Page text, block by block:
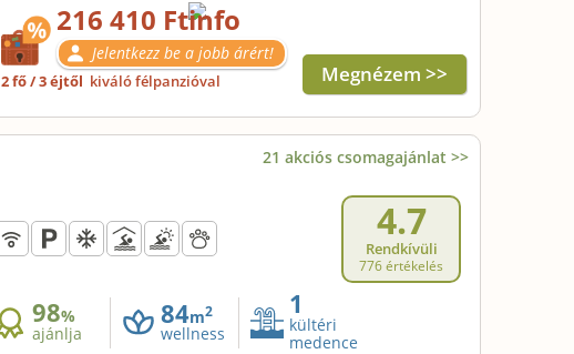
216 410 Ft
Jelentkezz be a jobb árért!
2 fő / 3 éjtől kiváló félpanzióval Megnézem >>
21 akciós csomagajánlat >>
4.7
Rendkívüli
776 értékelés
98%
ajánlja
84m2
wellness
1
kültéri
medence